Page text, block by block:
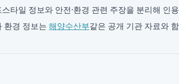
타일 정보와 안전·환경 관련 주장을 분리해 인
환경 정보는 해양수산부같은 공개 기관 자료와